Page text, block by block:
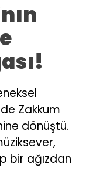
Zakkum
dönüştü.
bir ağızdan